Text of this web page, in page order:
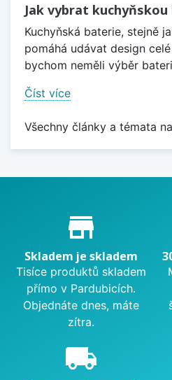
Jak vybrat
Kuchyňská baterie, stejně
pomáhá udávat design
bychom neměli výběr
Číst více
Všechny články a témata
Proč nakupovat u nás?
store_mall_directory
Skladem je skladem
Tisíce produktů skladem
přímo v Pardubicích.
Objednáte dnes, máte
zítra.
local_shipping